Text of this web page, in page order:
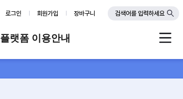
로그인 회원가입 장바구니 검색어를 입력하세요
플랫폼 이용안내